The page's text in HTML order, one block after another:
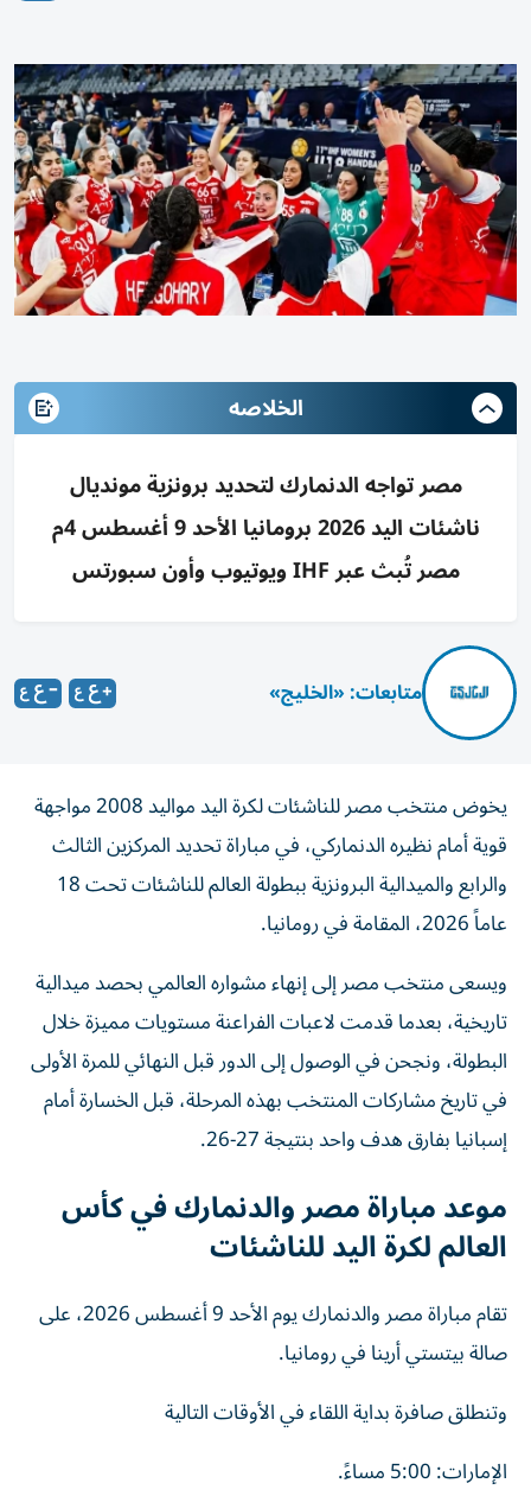
الخلاصه
مصر تواجه الدنمارك لتحديد برونزية مونديال
ناشئات اليد 2026 برومانيا الأحد 9 أغسطس 4م
مصر تُبث عبر IHF ويوتيوب وأون سبورتس
متابعات: «الخليج»
يخوض منتخب مصر للناشئات لكرة اليد مواليد 2008 مواجهة
قوية أمام نظيره الدنماركي، في مباراة تحديد المركزين الثالث
والرابع والميدالية البرونزية ببطولة العالم للناشئات تحت 18
عاماً 2026، المقامة في رومانيا.
ويسعى منتخب مصر إلى إنهاء مشواره العالمي بحصد ميدالية
تاريخية، بعدما قدمت لاعبات الفراعنة مستويات مميزة خلال
البطولة، ونجحن في الوصول إلى الدور قبل النهائي للمرة الأولى
في تاريخ مشاركات المنتخب بهذه المرحلة، قبل الخسارة أمام
إسبانيا بفارق هدف واحد بنتيجة 27-26.
موعد مباراة مصر والدنمارك في كأس
العالم لكرة اليد للناشئات
تقام مباراة مصر والدنمارك يوم الأحد 9 أغسطس 2026، على
صالة بيتستي أرينا في رومانيا.
وتنطلق صافرة بداية اللقاء في الأوقات التالية
الإمارات: 5:00 مساءً.